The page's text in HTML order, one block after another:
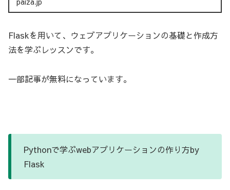
Flaskを用いて、ウェブアプリケーションの基礎と作成方
法を学ぶレッスンです。
一部記事が無料になっています。
Pythonで学ぶwebアプリケーションの作り方by
Flask